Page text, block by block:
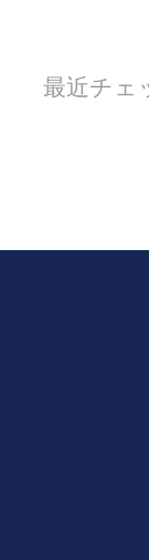
最近チェ